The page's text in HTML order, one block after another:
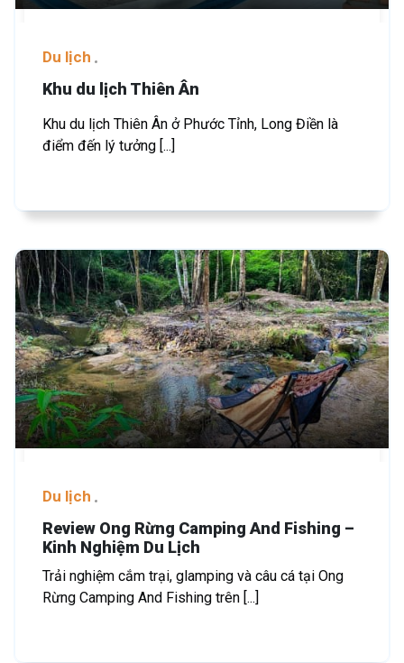
Du lịch
Khu du lịch Thiên Ân
Khu du lịch Thiên Ân ở Phước Tỉnh, Long Điền là
điểm đến lý tưởng [...]
Du lịch
Review Ong Rừng Camping And Fishing –
Kinh Nghiệm Du Lịch
Trải nghiệm cắm trại, glamping và câu cá tại Ong
Rừng Camping And Fishing trên [...]